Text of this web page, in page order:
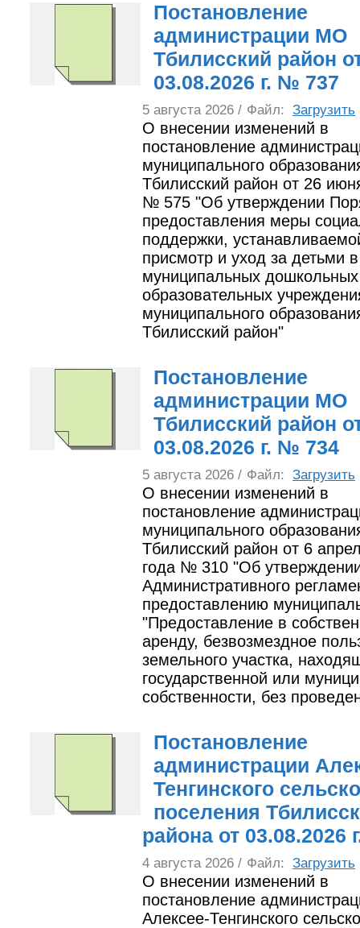
Постановление
администрации МО
Тбилисский район
03.08.2026 г. № 737
5 августа 2026 / Файл: Загрузить
О внесении изменений в
постановление
муниципального
Тбилисский район от 26
№ 575 "Об утверждении
предоставления меры
поддержки,
присмотр и уход за детьми в
муниципальных дошкольных
образовательных
муниципального
Тбилисский район"
Постановление
администрации МО
Тбилисский район
03.08.2026 г. № 734
5 августа 2026 / Файл: Загрузить
О внесении изменений в
постановление
муниципального
Тбилисский район от 6
года № 310 "Об
Административного
предоставлению
"Предоставление в
аренду, безвозмездное
земельного участка,
государственной или
собственности, без
Постановление
администрации
Тенгинского
поселения
района от 03.08.2026
4 августа 2026 / Файл: Загрузить
О внесении изменений в
постановление
Алексее-Тенгинского